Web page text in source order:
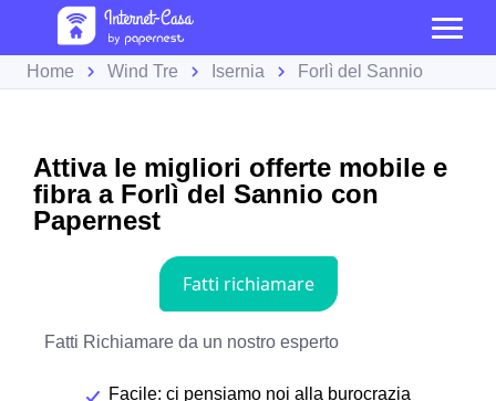
Home Wind Tre Isernia Forlì del Sannio